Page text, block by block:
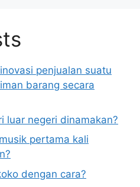
penjualan suatu
barang secara
luar negeri dinamakan?
pertama kali
dengan cara?